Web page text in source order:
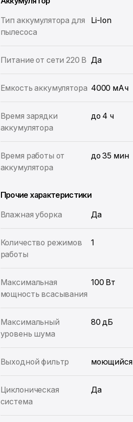
Тип аккумулятора для
пылесоса
Li-Ion
Питание от сети 220 В Да
Емкость аккумулятора 4000 мАч
Время зарядки
аккумулятора
до 4 ч
Время работы от
аккумулятора
до 35 мин
Прочие характеристики
Влажная уборка
Да
Количество режимов
работы
1
Максимальная
мощность всасывания
100 Вт
Максимальный
уровень шума
80 дБ
Выходной фильтр моющийся
Циклоническая
система
Да